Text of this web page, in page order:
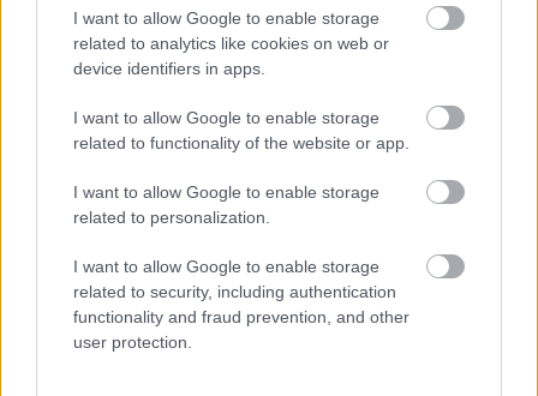
I want to allow Google to enable storage
related to analytics like cookies on web or
device identifiers in apps.
I want to allow Google to enable storage
related to functionality of the website or app.
I want to allow Google to enable storage
related to personalization.
I want to allow Google to enable storage
related to security, including authentication
functionality and fraud prevention, and other
user protection.
CZUNYINÉ HARCA A GMAIL ÉS AZ ÖNKÉNY ELLEN
- LETILTOTTA A GOOGLE A VÉDVONAL LEVELEZŐ
FIÓKJÁT
Nem vicc! A Fidesz maradéka tényleg egy ingyenes e-mail
szolgáltatást használt, hogy megvédje a Fidesz maradékát.